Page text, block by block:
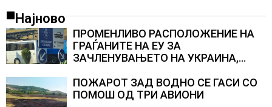
Најново
ПРОМЕНЛИВО РАСПОЛОЖЕНИЕ НА
ГРАЃАНИТЕ НА ЕУ ЗА
ЗАЧЛЕНУВАЊЕТО НА УКРАИНА,
Полска, Франција и Германија
ПОЖАРОТ ЗАД ВОДНО СЕ ГАСИ СО
ПОМОШ ОД ТРИ АВИОНИ